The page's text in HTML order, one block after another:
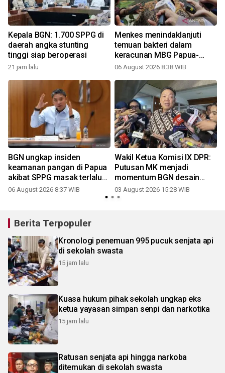
Kepala BGN: 1.700 SPPG di
daerah angka stunting
tinggi siap beroperasi
21 jam lalu
Menkes menindaklanjuti
temuan bakteri dalam
keracunan MBG Papua-
Semarang
06 August 2026 8:38 WIB
BGN ungkap insiden
keamanan pangan di Papua
akibat SPPG masak terlalu
awal
06 August 2026 8:37 WIB
Wakil Ketua Komisi IX DPR:
Putusan MK menjadi
momentum BGN desain
ulang MBG
03 August 2026 15:28 WIB
Berita Terpopuler
Kronologi penemuan 995 pucuk senjata api
di sekolah swasta
15 jam lalu
Kuasa hukum pihak sekolah ungkap eks
ketua yayasan simpan senpi dan narkotika
15 jam lalu
Ratusan senjata api hingga narkoba
ditemukan di sekolah swasta